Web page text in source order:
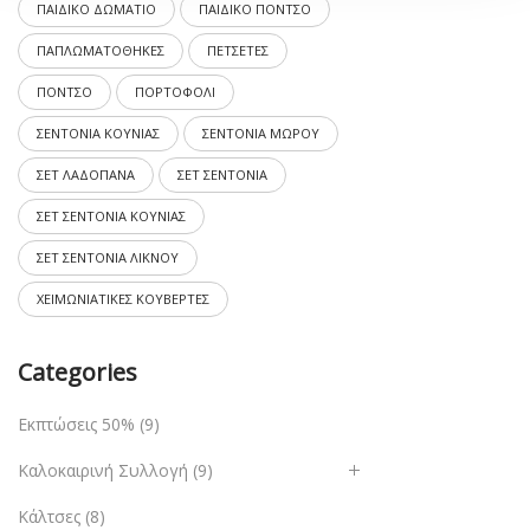
ΠΑΙΔΙΚΟ ΔΩΜΑΤΙΟ ΠΑΙΔΙΚΟ ΠΟΝΤΣΟ
ΠΑΠΛΩΜΑΤΟΘΗΚΕΣ ΠΕΤΣΕΤΕΣ
ΠΟΝΤΣΟ ΠΟΡΤΟΦΟΛΙ
ΣΕΝΤΟΝΙΑ ΚΟΥΝΙΑΣ ΣΕΝΤΟΝΙΑ ΜΩΡΟΥ
ΣΕΤ ΛΑΔΟΠΑΝΑ ΣΕΤ ΣΕΝΤΟΝΙΑ
ΣΕΤ ΣΕΝΤΟΝΙΑ ΚΟΥΝΙΑΣ
ΣΕΤ ΣΕΝΤΟΝΙΑ ΛΙΚΝΟΥ
ΧΕΙΜΩΝΙΑΤΙΚΕΣ ΚΟΥΒΕΡΤΕΣ
Categories
Εκπτώσεις 50% (9)
Καλοκαιρινή Συλλογή (9)
Κάλτσες (8)